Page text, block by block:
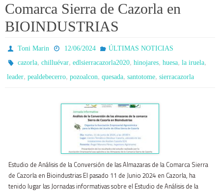
Comarca Sierra de Cazorla en
BIOINDUSTRIAS
Toni Marin 12/06/2024
ÚLTIMAS NOTICIAS
cazorla,chilluévar,edlsierracazorla2020,hinojares,huesa,la iruela,
leader, pealdebecerro, pozoalcon, quesada, santotome, sierracazorla
Estudio de Análisis de la Conversión de las Almazaras de la Comarca Sierra
de Cazorla en Bioindustrias El pasado 11 de Junio 2024 en Cazorla, ha
tenido lugar las Jornadas informativas sobre el Estudio de Análisis de la